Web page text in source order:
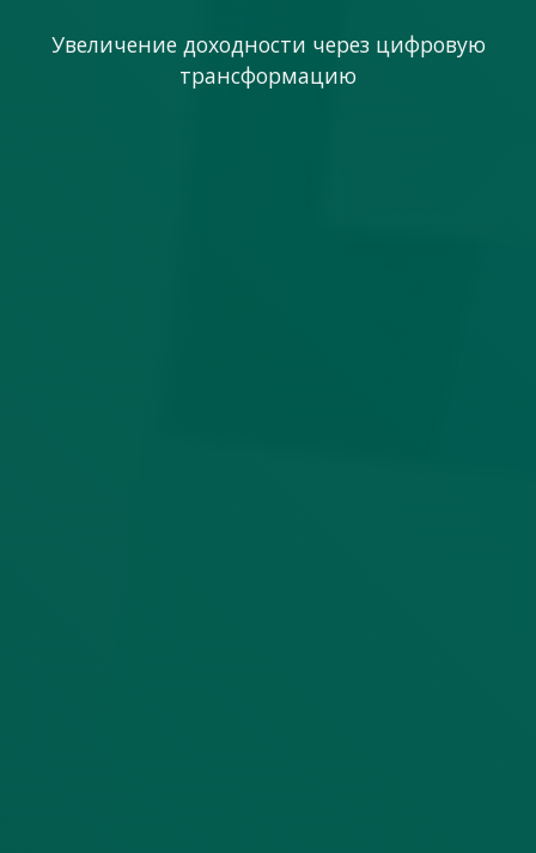
Увеличение доходности через цифровую
трансформацию